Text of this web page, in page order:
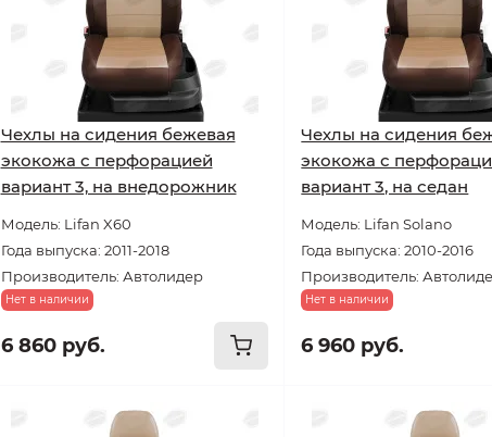
Чехлы на сидения бежевая
экокожа с перфорацией
вариант 3, на внедорожник
Модель: Lifan X60
Года выпуска: 2011-2018
Производитель: Автолидер
Нет в наличии
6 860 руб.
Чехлы на сидения
экокожа с
вариант 3, на седан
Модель: Lifan Solano
Года выпуска: 2010-2016
Производитель:
Нет в наличии
6 960 руб.